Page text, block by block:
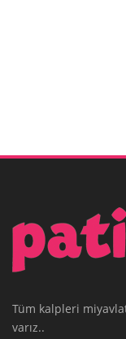
Tüm kalpleri
varız..